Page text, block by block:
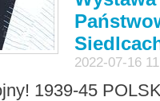
2022-07-16
1939-45